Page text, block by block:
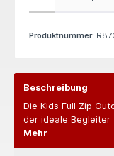
Produktnummer:
Beschreibung
Die Kids Full Zip
der ideale Begleiter
Mehr